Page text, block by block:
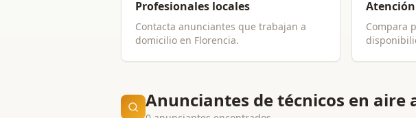
Profesionales locales
Contacta anunciantes que trabajan a
domicilio en Florencia.
Compara
Anunciantes de técnicos en aire